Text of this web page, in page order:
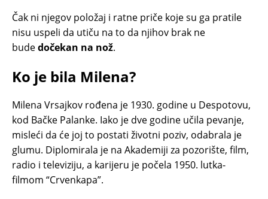
Čak ni njegov položaj i ratne priče koje su ga pratile
nisu uspeli da utiču na to da njihov brak ne
budedočekan na nož.
Ko je bila Milena?
Milena Vrsajkov rođena je 1930. godine u Despotovu,
kod Bačke Palanke. Iako je dve godine učila pevanje,
misleći da će joj to postati životni poziv, odabrala je
glumu. Diplomirala je na Akademiji za pozorište, film,
radio i televiziju, a karijeru je počela 1950. lutka-
filmom “Crvenkapa”.